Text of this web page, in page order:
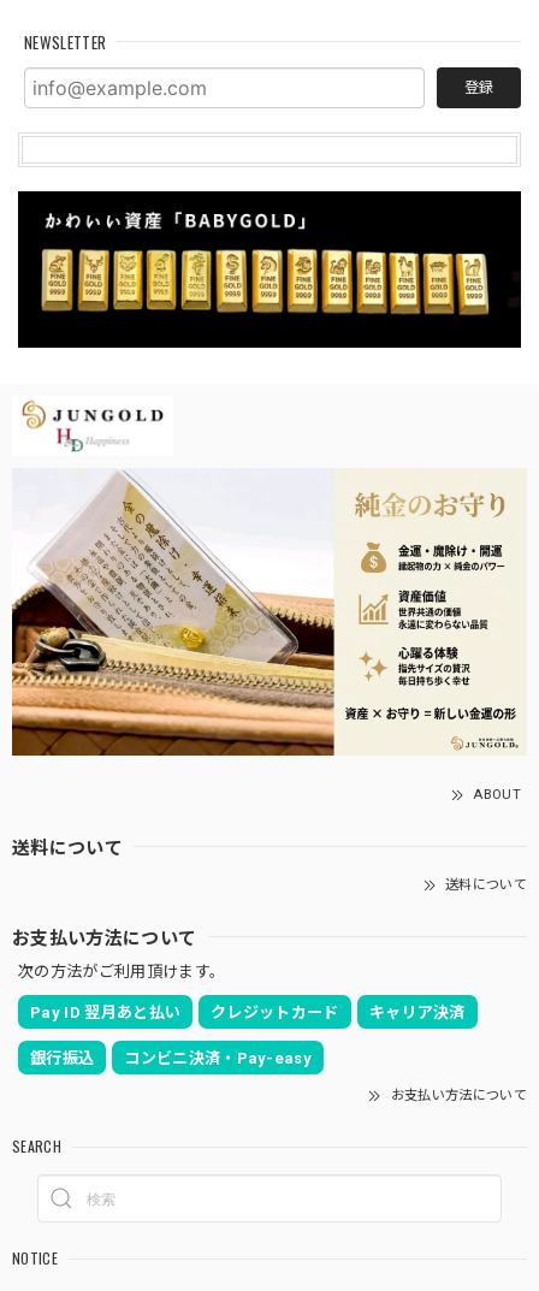
NEWSLETTER
登録
ABOUT
送料について
送料について
お支払い方法について
次の方法がご利用頂けます。
Pay ID 翌月あと払い クレジットカード キャリア決済
銀行振込 コンビニ決済・Pay-easy
お支払い方法について
SEARCH
NOTICE